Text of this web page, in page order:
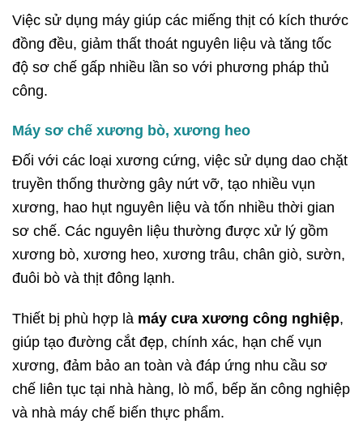
Việc sử dụng máy giúp các miếng thịt có kích thước
đồng đều, giảm thất thoát nguyên liệu và tăng tốc
độ sơ chế gấp nhiều lần so với phương pháp thủ
công.
Máy sơ chế xương bò, xương heo
Đối với các loại xương cứng, việc sử dụng dao chặt
truyền thống thường gây nứt vỡ, tạo nhiều vụn
xương, hao hụt nguyên liệu và tốn nhiều thời gian
sơ chế. Các nguyên liệu thường được xử lý gồm
xương bò, xương heo, xương trâu, chân giò, sườn,
đuôi bò và thịt đông lạnh.
Thiết bị phù hợp là máy cưa xương công nghiệp,
giúp tạo đường cắt đẹp, chính xác, hạn chế vụn
xương, đảm bảo an toàn và đáp ứng nhu cầu sơ
chế liên tục tại nhà hàng, lò mổ, bếp ăn công nghiệp
và nhà máy chế biến thực phẩm.